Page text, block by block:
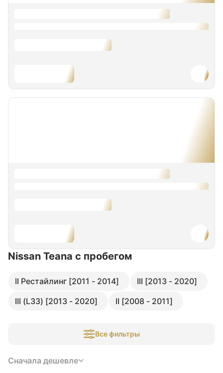
Nissan Teana с пробегом
II Рестайлинг [2011 - 2014]
III [2013 - 2020]
III (L33) [2013 - 2020]
II [2008 - 2011]
Все фильтры
Сначала дешевле